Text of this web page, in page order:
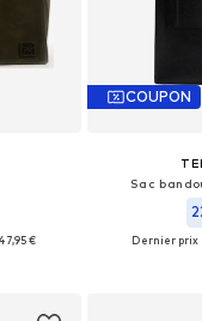
€
COUPON
Sac
Dernier prix